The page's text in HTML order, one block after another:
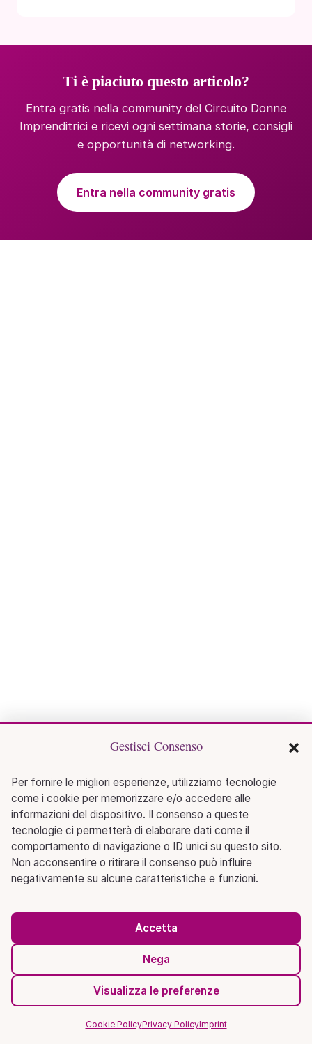
Gestisci Consenso
Per fornire le migliori esperienze, utilizziamo tecnologie
come i cookie per memorizzare e/o accedere alle
informazioni del dispositivo. Il consenso a queste
tecnologie ci permetterà di elaborare dati come il
comportamento di navigazione o ID unici su questo sito.
Non acconsentire o ritirare il consenso può influire
negativamente su alcune caratteristiche e funzioni.
Accetta
Nega
Visualizza le preferenze
Cookie PolicyPrivacy PolicyImprint
Ti è piaciuto questo articolo?
Entra gratis nella community del Circuito Donne
Imprenditrici e ricevi ogni settimana storie, consigli
e opportunità di networking.
Entra nella community gratis